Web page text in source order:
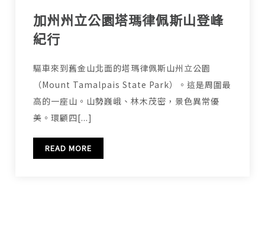
加州州立公園塔瑪律佩斯山登峰
紀行
驅車來到舊金山北面的塔瑪律佩斯山州立公園
（Mount Tamalpais State Park）。這是周圍最
高的一座山。山勢巍峨、林木茂密，景色異常優
美。環顧四[...]
READ MORE